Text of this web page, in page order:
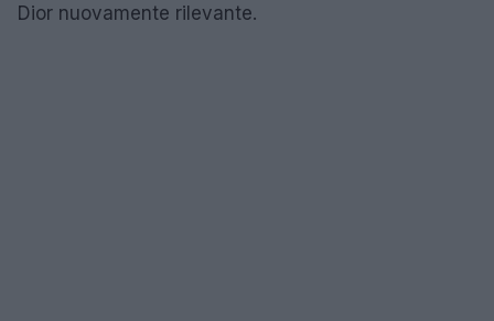
Dior nuovamente rilevante.